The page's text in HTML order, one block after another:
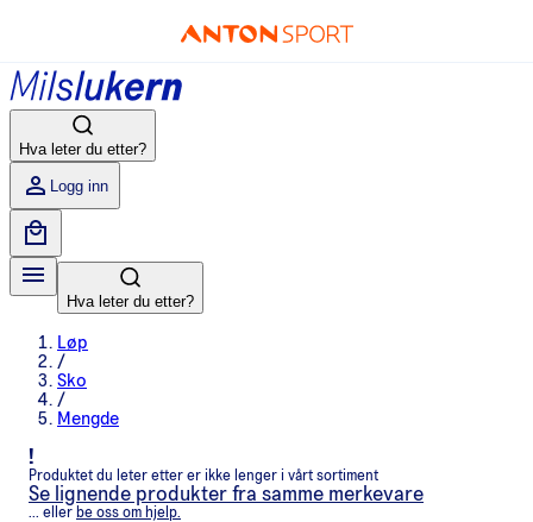
Hva leter du etter?
Logg inn
Hva leter du etter?
Løp
/
Sko
/
Mengde
!
Produktet du leter etter er ikke lenger i vårt sortiment
Se lignende produkter fra samme merkevare
... eller be oss om hjelp.